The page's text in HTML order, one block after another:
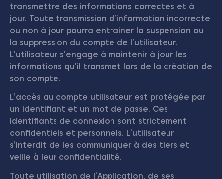
transmettre des informations correctes et à
jour. Toute transmission d’information incorrecte
ou non à jour pourra entrainer la suspension ou
la suppression du compte de l’utilisateur.
L’utilisateur s’engage à maintenir à jour les
informations qu’il transmet lors de la création de
son compte.
L’accès au compte utilisateur est protégée par
un identifiant et un mot de passe. Ces
identifiants de connexion sont strictement
confidentiels et personnels. L’utilisateur
s’interdit de les communiquer à des tiers et
veille à leur confidentialité.
Toute utilisation de l’Application, de ses